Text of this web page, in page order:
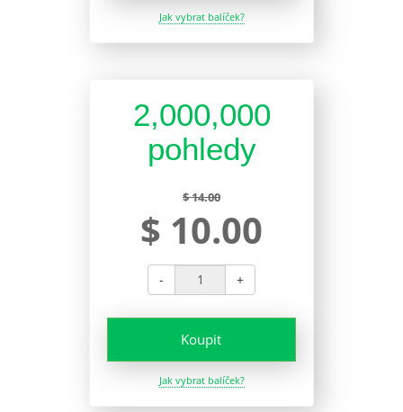
Jak vybrat balíček?
2,000,000
pohledy
$ 14.00
$ 10.00
- +
Koupit
Jak vybrat balíček?